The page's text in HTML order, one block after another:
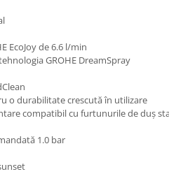
EcoJoy de 6.6 l/min
GROHE DreamSpray
o durabilitate crescută în utilizare
compatibil cu furtunurile de duş
1.0 bar